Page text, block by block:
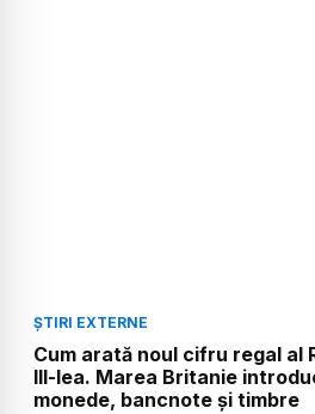
ȘTIRI EXTERNE
Cum arată noul cifru regal al
III-lea. Marea Britanie
monede, bancnote și timbre